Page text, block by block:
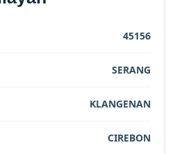
45156
SERANG
KLANGENAN
CIREBON